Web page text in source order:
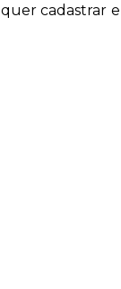
cadastrar